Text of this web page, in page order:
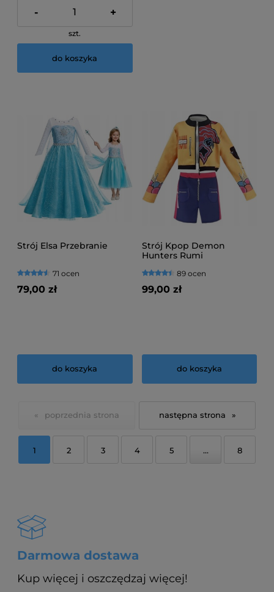
- +
szt.
do koszyka
Strój Elsa Przebranie
71 ocen
79,00 zł
do koszyka
Strój Kpop Demon
Hunters Rumi
89 ocen
99,00 zł
do koszyka
«
1 2 3 4 5 ... 8
»
Darmowa dostawa
Kup więcej i oszczędzaj więcej!